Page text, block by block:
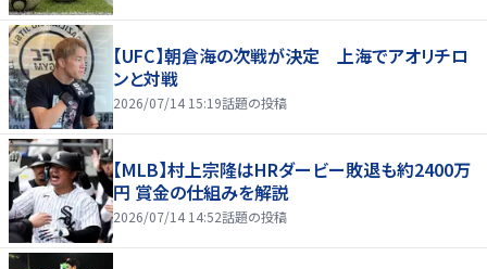
【UFC】朝倉海の次戦が決定 上海でアオリチロ
ンと対戦
2026/07/14 15:19話題の投稿
【MLB】村上宗隆はHRダービー敗退も約2400万
円 賞金の仕組みを解説
2026/07/14 14:52話題の投稿